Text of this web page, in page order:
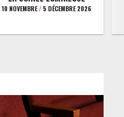
10 NOVEMBRE/ 5 DÉCEMBRE 2026